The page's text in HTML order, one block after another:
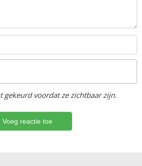
gekeurd voordat ze zichtbaar zijn.